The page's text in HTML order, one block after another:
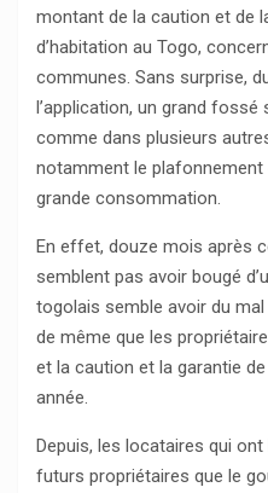
montant de la caution et de
d’habitation au Togo,
communes. Sans surprise,
l’application, un grand fossé
comme dans plusieurs
notamment le plafonnement
grande consommation.
En effet, douze mois après
semblent pas avoir bougé
togolais semble avoir du
de même que les
et la caution et la garantie
année.
Depuis, les locataires qui
futurs propriétaires que le